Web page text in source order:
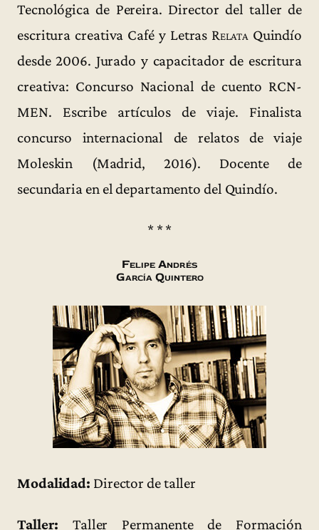
Tecnológica de Pereira. Director del taller de
escritura creativa Café y Letras RelataQuindío
desde 2006. Jurado y capacitador de escritura
creativa: Concurso Nacional de cuento RCN-
MEN. Escribe artículos de viaje. Finalista
concurso internacional de relatos de viaje
Moleskin (Madrid, 2016). Docente de
secundaria en el departamento del Quindío.
* * *
Felipe Andrés
García Quintero
Modalidad: Director de taller
Taller: Taller Permanente de Formación